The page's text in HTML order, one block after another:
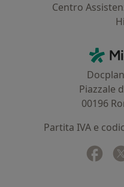
Centro
Piazzale
00196
Partita IVA e
si